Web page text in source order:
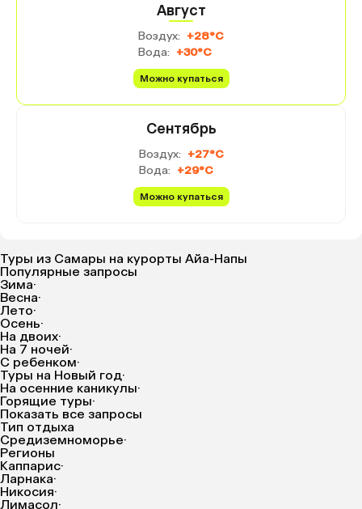
Август
Воздух: +28°C
Вода: +30°C
Можно купаться
Сентябрь
Воздух: +27°C
Вода: +29°C
Можно купаться
Туры из Самары на курорты Айа-Напы
Популярные запросы
Зима·
Весна·
Лето·
Осень·
На двоих·
На 7 ночей·
С ребенком·
Туры на Новый год·
На осенние каникулы·
Горящие туры·
Показать все запросы
Тип отдыха
Средиземноморье·
Регионы
Каппарис·
Ларнака·
Никосия·
Лимасол·